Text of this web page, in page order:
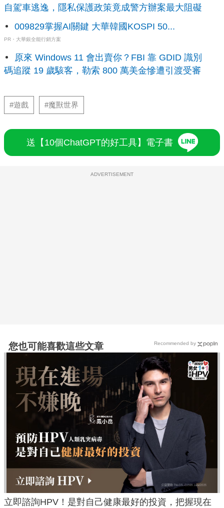
自駕車逃逸，隱私保護政策竟成警方辦案最大阻礙
009829掌握AI關鍵 大華韓國KOSPI 50...
PR・大華銀全能行銷方案
原來 Windows 11 會出賣你？FBI 靠 GDID 識別
碼追蹤 19 歲駭客，勒索 800 萬美金慘遭引渡受審
#遊戲 #魔獸世界
送【10個ChatGPT的好工具】電子書
ADVERTISEMENT
您也可能喜歡這些文章
立即諮詢HPV！是對自己健康最好的投資，把握現在
Recommended by